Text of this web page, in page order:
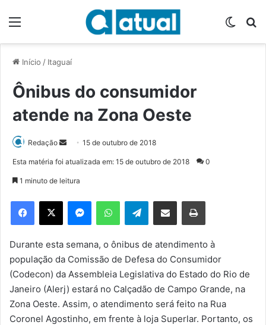
Início / Itaguaí
Ônibus do consumidor
atende na Zona Oeste
Redação
d
e
m
e
-
m
a
15 de outubro de 2018
Esta matéria foi atualizada em: 15 de outubro de 2018 0
1 minuto de leitura
Telegram
Durante esta semana, o ônibus de atendimento à
população da Comissão de Defesa do Consumidor
(Codecon) da Assembleia Legislativa do Estado do Rio de
Janeiro (Alerj) estará no Calçadão de Campo Grande, na
Zona Oeste. Assim, o atendimento será feito na Rua
Coronel Agostinho, em frente à loja Superlar. Portanto, os